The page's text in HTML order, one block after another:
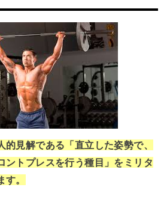
見解である「直立した姿勢で、
ントプレスを行う種目」をミリタ
。